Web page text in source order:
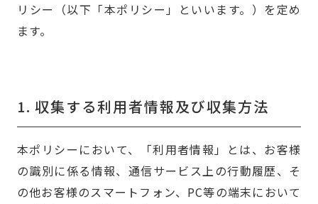
リシー（以下「本ポリシー」といいます。）を定め
ます。
1. 収集する利用者情報及び収集方法
本ポリシーにおいて、「利用者情報」とは、お客様
の識別に係る情報、通信サービス上の行動履歴、そ
の他お客様のスマートフォン、PC等の端末において